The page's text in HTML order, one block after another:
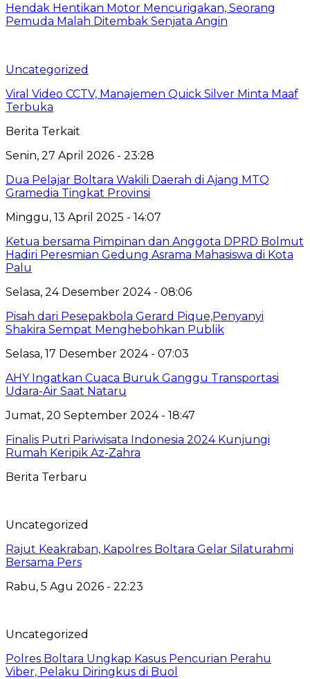
Hendak Hentikan Motor Mencurigakan, Seorang
Pemuda Malah Ditembak Senjata Angin
Uncategorized
Viral Video CCTV, Manajemen Quick Silver Minta Maaf
Terbuka
Berita Terkait
Senin, 27 April 2026 - 23:28
Dua Pelajar Boltara Wakili Daerah di Ajang MTQ
Gramedia Tingkat Provinsi
Minggu, 13 April 2025 - 14:07
Ketua bersama Pimpinan dan Anggota DPRD Bolmut
Hadiri Peresmian Gedung Asrama Mahasiswa di Kota
Palu
Selasa, 24 Desember 2024 - 08:06
Pisah dari Pesepakbola Gerard Pique,Penyanyi
Shakira Sempat Menghebohkan Publik
Selasa, 17 Desember 2024 - 07:03
AHY Ingatkan Cuaca Buruk Ganggu Transportasi
Udara-Air Saat Nataru
Jumat, 20 September 2024 - 18:47
Finalis Putri Pariwisata Indonesia 2024 Kunjungi
Rumah Keripik Az-Zahra
Berita Terbaru
Uncategorized
Rajut Keakraban, Kapolres Boltara Gelar Silaturahmi
Bersama Pers
Rabu, 5 Agu 2026 - 22:23
Uncategorized
Polres Boltara Ungkap Kasus Pencurian Perahu
Viber, Pelaku Diringkus di Buol